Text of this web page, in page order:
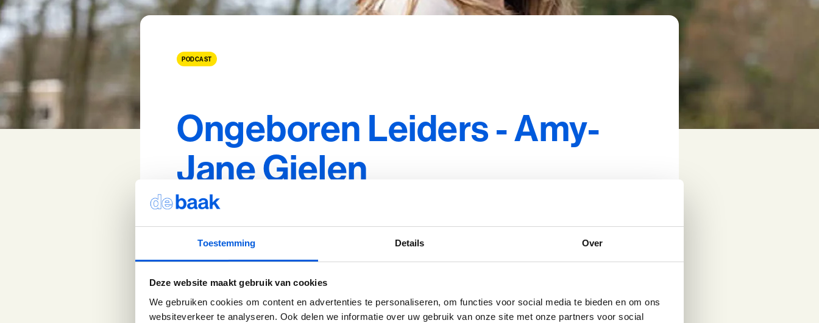
Toestemming Details Over
Deze website maakt gebruik van cookies
We gebruiken cookies om content en advertenties te personaliseren, om functies voor social media te bieden en om ons
websiteverkeer te analyseren. Ook delen we informatie over uw gebruik van onze site met onze partners voor social
PODCAST
Ongeboren Leiders - Amy-
Jane Gielen
vrouwen, onder de noemer 'Fix het systeem, niet de vrouw'. Hoe breng je die verandering teweeg? Welke
rol speelt intuïtie hierbij, en hoe kan het bijdragen aan duurzame verandering?